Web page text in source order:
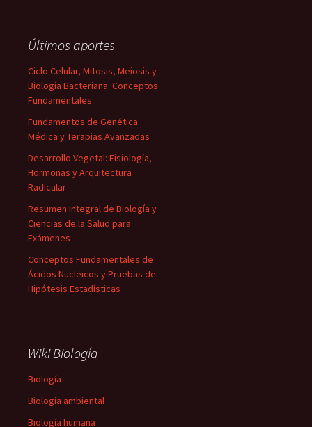
Últimos aportes
Ciclo Celular, Mitosis, Meiosis y
Biología Bacteriana: Conceptos
Fundamentales
Fundamentos de Genética
Médica y Terapias Avanzadas
Desarrollo Vegetal: Fisiología,
Hormonas y Arquitectura
Radicular
Resumen Integral de Biología y
Ciencias de la Salud para
Exámenes
Conceptos Fundamentales de
Ácidos Nucleicos y Pruebas de
Hipótesis Estadísticas
Wiki Biología
Biología
Biología ambiental
Biología humana